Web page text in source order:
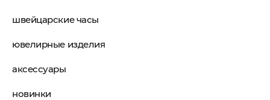
швейцарские часы
ювелирные изделия
аксессуары
новинки